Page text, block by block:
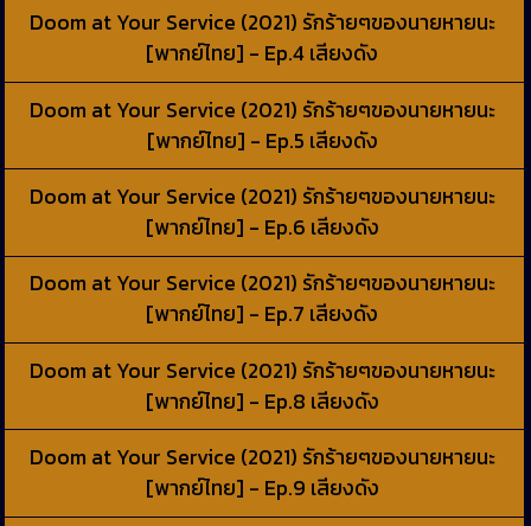
Doom at Your Service (2021) รักร้ายๆของนายหายนะ
[พากย์ไทย] - Ep.4 เสียงดัง
Doom at Your Service (2021) รักร้ายๆของนายหายนะ
[พากย์ไทย] - Ep.5 เสียงดัง
Doom at Your Service (2021) รักร้ายๆของนายหายนะ
[พากย์ไทย] - Ep.6 เสียงดัง
Doom at Your Service (2021) รักร้ายๆของนายหายนะ
[พากย์ไทย] - Ep.7 เสียงดัง
Doom at Your Service (2021) รักร้ายๆของนายหายนะ
[พากย์ไทย] - Ep.8 เสียงดัง
Doom at Your Service (2021) รักร้ายๆของนายหายนะ
[พากย์ไทย] - Ep.9 เสียงดัง